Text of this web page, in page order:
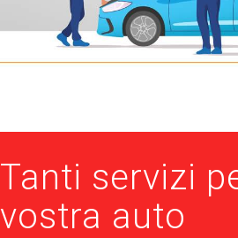
Tanti servizi
vostra auto